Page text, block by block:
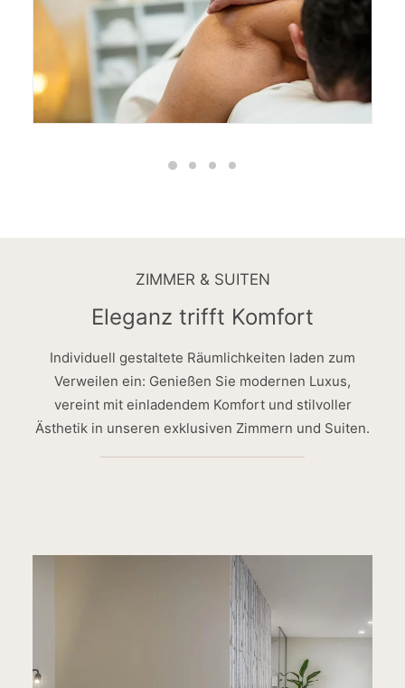
ZIMMER & SUITEN
Eleganz trifft Komfort
Individuell gestaltete Räumlichkeiten laden zum
Verweilen ein: Genießen Sie modernen Luxus,
vereint mit einladendem Komfort und stilvoller
Ästhetik in unseren exklusiven Zimmern und Suiten.